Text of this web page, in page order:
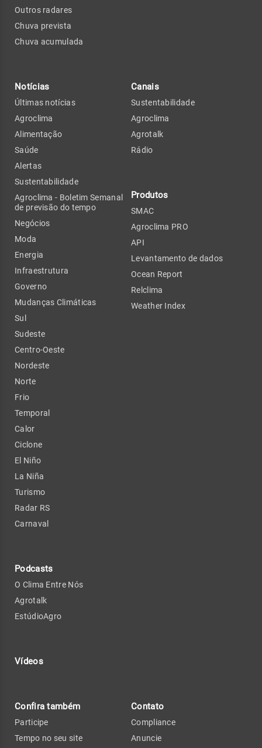
Outros radares
Chuva prevista
Chuva acumulada
Notícias
Últimas notícias
Agroclima
Alimentação
Saúde
Alertas
Sustentabilidade
Agroclima - Boletim Semanal
de previsão do tempo
Negócios
Moda
Energia
Infraestrutura
Governo
Mudanças Climáticas
Sul
Sudeste
Centro-Oeste
Nordeste
Norte
Frio
Temporal
Calor
Ciclone
El Niño
La Niña
Turismo
Radar RS
Carnaval
Podcasts
O Clima Entre Nós
Agrotalk
EstúdioAgro
Vídeos
Canais
Sustentabilidade
Agroclima
Agrotalk
Rádio
Produtos
SMAC
Agroclima PRO
API
Levantamento de dados
Ocean Report
Relclima
Weather Index
Confira também
Participe
Tempo no seu site
Contato
Compliance
Anuncie